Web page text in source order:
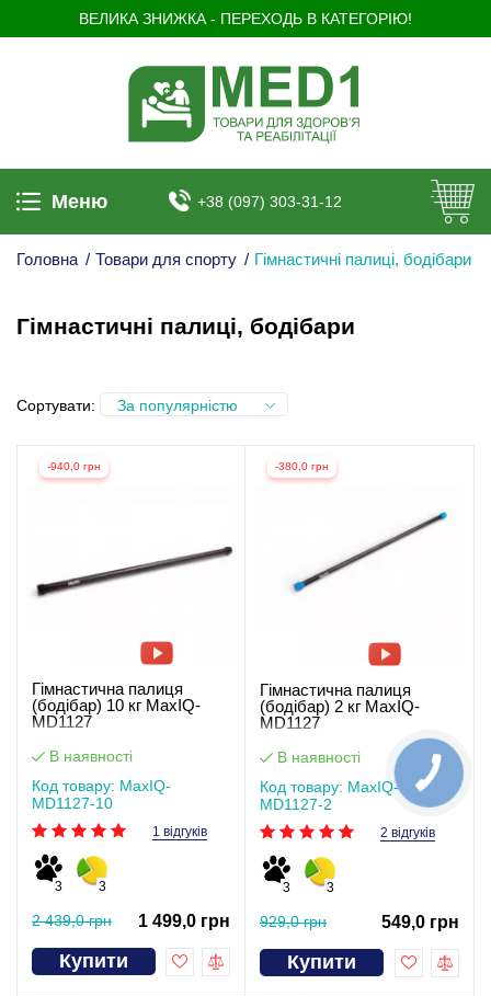
ВЕЛИКА ЗНИЖКА - ПЕРЕХОДЬ В КАТЕГОРІЮ!
Меню +38 (097) 303-31-12
Головна / Товари для спорту / Гімнастичні палиці, бодібари
Гімнастичні палиці, бодібари
Сортувати: За популярністю
-940,0 грн
Гімнастична палиця
(бодібар) 10 кг MaxIQ-
MD1127
В наявності
Код товару: MaxIQ-
MD1127-10
1 відгуків
3 3
2 439,0 грн 1 499,0 грн
Купити
-380,0 грн
Гімнастична палиця
(бодібар) 2 кг MaxIQ-
MD1127
В наявності
Код товару: MaxIQ-
MD1127-2
2 відгуків
3 3
929,0 грн 549,0 грн
Купити